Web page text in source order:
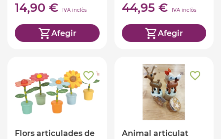
14,90 € IVA inclòs
Afegir
44,95 € IVA inclòs
Afegir
Flors articulades de
Animal articulat